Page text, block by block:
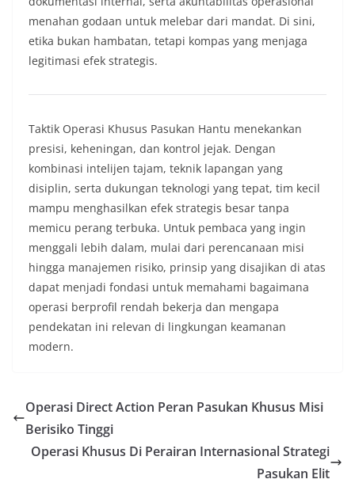
menahan godaan untuk melebar dari mandat. Di sini,
etika bukan hambatan, tetapi kompas yang menjaga
legitimasi efek strategis.
Taktik Operasi Khusus Pasukan Hantu menekankan
presisi, keheningan, dan kontrol jejak. Dengan
kombinasi intelijen tajam, teknik lapangan yang
disiplin, serta dukungan teknologi yang tepat, tim kecil
mampu menghasilkan efek strategis besar tanpa
memicu perang terbuka. Untuk pembaca yang ingin
menggali lebih dalam, mulai dari perencanaan misi
hingga manajemen risiko, prinsip yang disajikan di atas
dapat menjadi fondasi untuk memahami bagaimana
operasi berprofil rendah bekerja dan mengapa
pendekatan ini relevan di lingkungan keamanan
modern.
Operasi Direct Action Peran Pasukan Khusus Misi
Berisiko Tinggi
Operasi Khusus Di Perairan Internasional Strategi
Pasukan Elit